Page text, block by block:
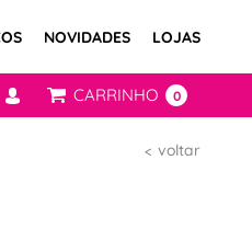
NOVIDADES LOJAS
CARRINHO 0
voltar